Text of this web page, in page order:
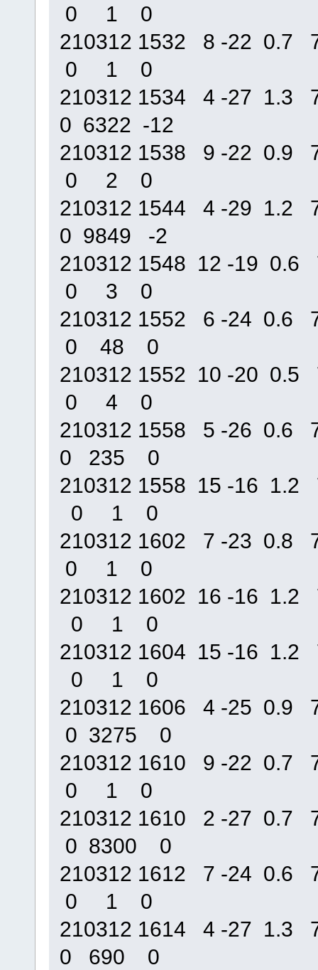
0 1 0
210312 1532 8 -22
0 1 0
210312 1534 4 -27
0 6322 -12
210312 1538 9 -22
0 2 0
210312 1544 4 -29
0 9849 -2
210312 1548 12 -19
0 3 0
210312 1552 6 -24
0 48 0
210312 1552 10 -20
0 4 0
210312 1558 5 -26
0 235 0
210312 1558 15 -16
0 1 0
210312 1602 7 -23
0 1 0
210312 1602 16 -16
0 1 0
210312 1604 15 -16
0 1 0
210312 1606 4 -25
0 3275 0
210312 1610 9 -22
0 1 0
210312 1610 2 -27
0 8300 0
210312 1612 7 -24
0 1 0
210312 1614 4 -27
0 690 0